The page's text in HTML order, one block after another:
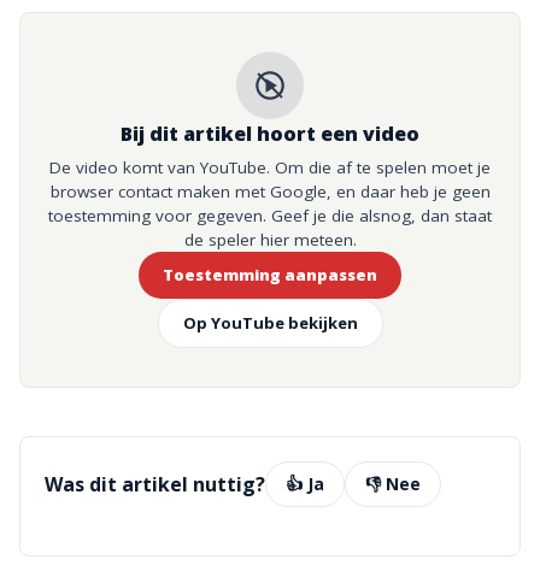
Bij dit artikel hoort een video
De video komt van YouTube. Om die af te spelen moet je
browser contact maken met Google, en daar heb je geen
toestemming voor gegeven. Geef je die alsnog, dan staat
de speler hier meteen.
Toestemming aanpassen
Op YouTube bekijken
Was dit artikel nuttig? 👍 Ja 👎 Nee